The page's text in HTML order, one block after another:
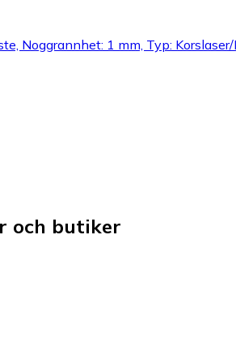
Noggrannhet: 1 mm, Typ:
och butiker